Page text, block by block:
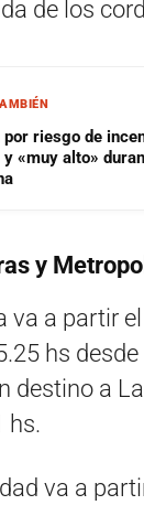
de los
riesgo de
y «muy alto»
y
va a partir
hs
destino a
hs.
va a